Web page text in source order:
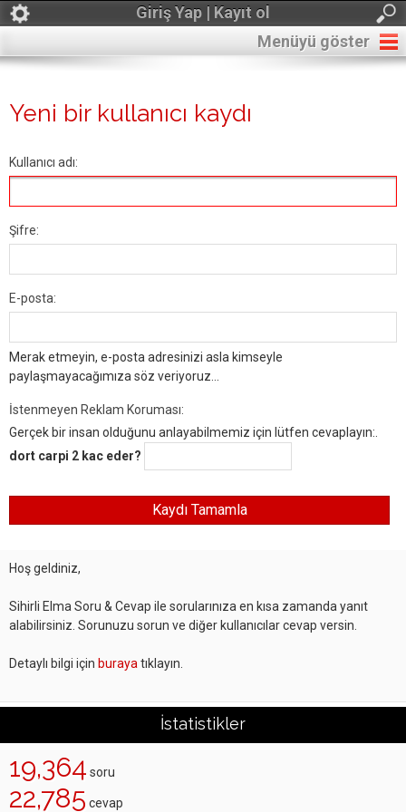
Giriş Yap | Kayıt ol
Menüyü göster
Yeni bir kullanıcı kaydı
Kullanıcı adı:
Şifre:
E-posta:
Merak etmeyin, e-posta adresinizi asla kimseyle
paylaşmayacağımıza söz veriyoruz...
İstenmeyen Reklam Koruması:
Gerçek bir insan olduğunu anlayabilmemiz için lütfen cevaplayın:.
dort carpi 2 kac eder?
Hoş geldiniz,
Sihirli Elma Soru & Cevap ile sorularınıza en kısa zamanda yanıt
alabilirsiniz. Sorunuzu sorun ve diğer kullanıcılar cevap versin.
Detaylı bilgi için buraya tıklayın.
İstatistikler
19,364 soru
22,785 cevap